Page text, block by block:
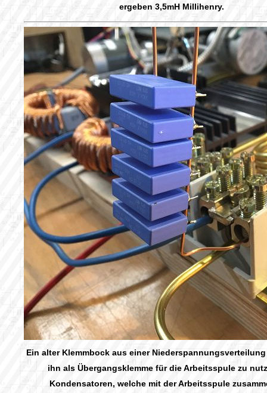
ergeben 3,5mH Millihenry.
Ein alter Klemmbock aus einer
ihn als Übergangsklemme für die Arbeitsspule zu
Kondensatoren, welche mit der Arbeitsspule